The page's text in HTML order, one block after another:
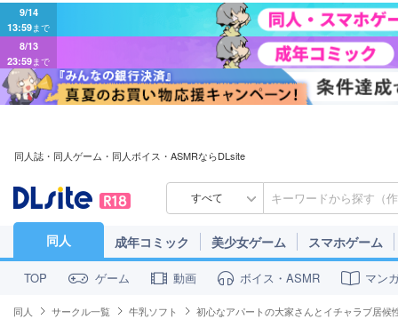
9/14
13:59まで
8/13
23:59まで
同人誌・同人ゲーム・同人ボイス・ASMRならDLsite
すべて
同人 成年コミック 美少女ゲーム スマホゲーム
TOP ゲーム 動画 ボイス・ASMR マン
同人 サークル一覧 牛乳ソフト 初心なアパートの大家さんとイチャラブ居候